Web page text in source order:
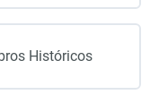
Históricos